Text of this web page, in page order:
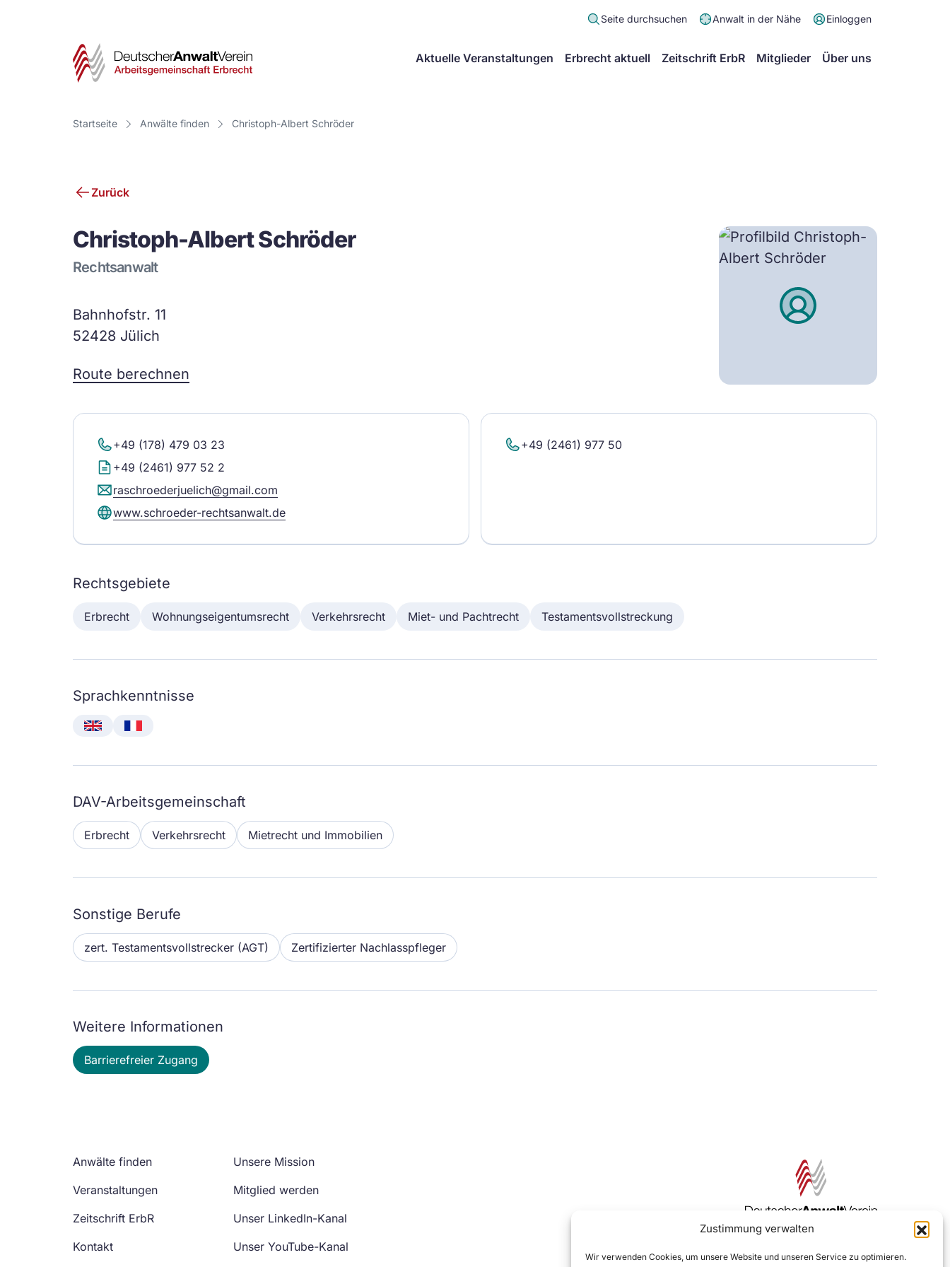
Zustimmung verwalten
Wir verwenden Cookies, um unsere Website und unseren Service zu optimieren.
Seite durchsuchen Anwalt in der Nähe Einloggen
Deutscher
Verein
Erbrecht
Aktuelle Veranstaltungen Erbrecht aktuell Zeitschrift ErbR Mitglieder Über uns
Startseite Anwälte finden Christoph-Albert Schröder
Zurück
Christoph-Albert Schröder
Rechtsanwalt
Bahnhofstr. 11
52428 Jülich
Route berechnen
+49 (178) 479 03 23
+49 (2461) 977 52 2
raschroederjuelich@gmail.com
www.schroeder-rechtsanwalt.de
+49 (2461) 977 50
Rechtsgebiete
Erbrecht Wohnungseigentumsrecht Verkehrsrecht Miet- und Pachtrecht Testamentsvollstreckung
Sprachkenntnisse
English Français
DAV-Arbeitsgemeinschaft
Erbrecht Verkehrsrecht Mietrecht und Immobilien
Sonstige Berufe
zert. Testamentsvollstrecker (AGT) Zertifizierter Nachlasspfleger
Weitere Informationen
Barrierefreier Zugang
Anwälte finden
Veranstaltungen
Zeitschrift ErbR
Kontakt
Unsere Mission
Mitglied werden
Unser LinkedIn-Kanal
Unser YouTube-Kanal
Zur DAV Webseite